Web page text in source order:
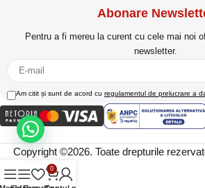
Abonare
Pentru a fi mereu la curent cu cele mai noi
newsletter.
Am citit și sunt de acord cu regulamentul de prelucrare a
Copyright ©2026. Toate drepturile
0